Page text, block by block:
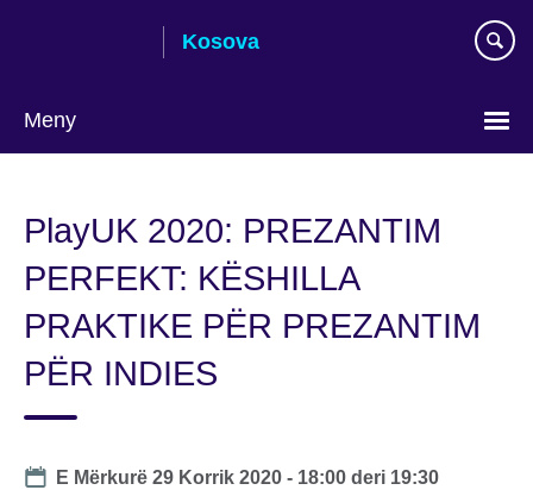
Kosova
Meny
language
PlayUK 2020: PREZANTIM
PERFEKT: KËSHILLA
PRAKTIKE PËR PREZANTIM
PËR INDIES
Date
E Mërkurë 29 Korrik 2020 - 18:00 deri 19:30